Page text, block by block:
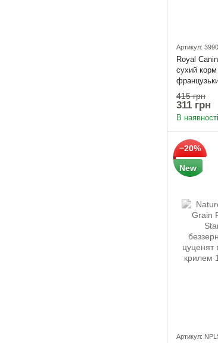
Артикул:
Royal
сухий
415 грн
311 грн
В наявності
−20%
New
Артикул: